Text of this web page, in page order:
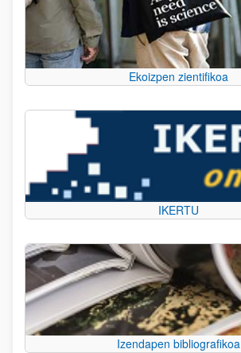
Ekoizpen zientifikoa
IKERTU
Izendapen bibliografikoa